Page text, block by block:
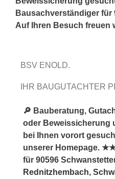
Bausachverständiger
Auf Ihren Besuch freuen
BSV ENOLD.
IHR BAUGUTACHTER
🔎 Bauberatung,
oder Beweissicherung
bei Ihnen vorort
unserer Homepage.
für 90596
Rednitzhembach,